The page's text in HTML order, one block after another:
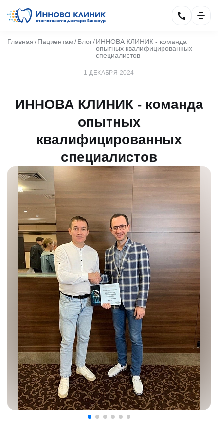
Главная Пациентам Блог ИННОВА КЛИНИК - команда
опытных квалифицированных
специалистов
1 ДЕКАБРЯ 2024
ИННОВА КЛИНИК - команда
опытных
квалифицированных
специалистов